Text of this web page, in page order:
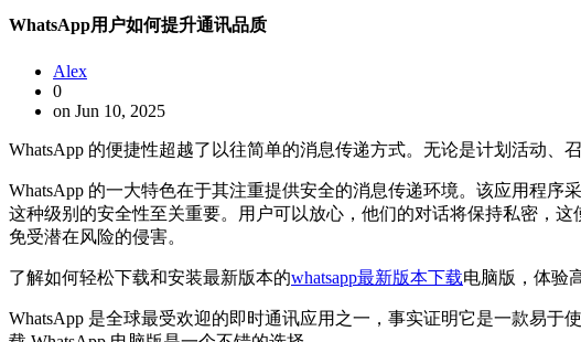
WhatsApp用户如何提升通讯品质
Alex
0
on Jun 10, 2025
WhatsApp 的便捷性超越了以往简单的消息传递方式。无论是计划活动、
WhatsApp 的一大特色在于其注重提供安全的消息传递环境。该应用程
这种级别的安全性至关重要。用户可以放心，他们的对话将保持私密，
免受潜在风险的侵害。
了解如何轻松下载和安装最新版本的whatsapp最新版本下载电脑版，体验
WhatsApp 是全球最受欢迎的即时通讯应用之一，事实证明它是一款易